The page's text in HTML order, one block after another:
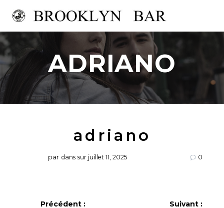
au
ADRIANO
adriano
par dans sur juillet 11, 2025 0
Navigation
Précédent :
Suivant :